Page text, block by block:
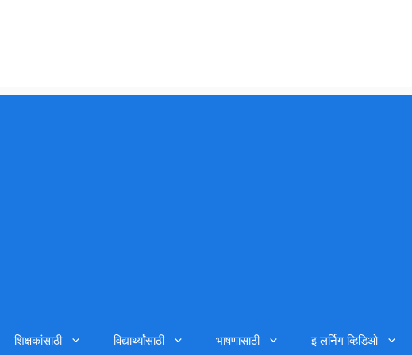
शिक्षकांसाठी विद्यार्थ्यांसाठी भाषणासाठी इ लर्निग व्हिडिओ